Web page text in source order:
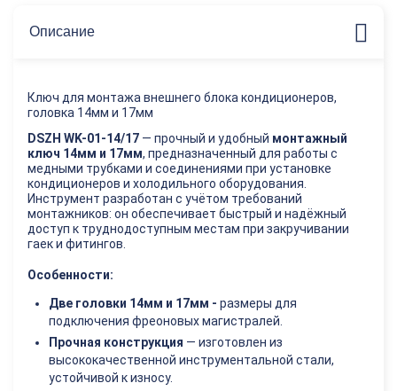
Описание
Ключ для монтажа внешнего блока кондиционеров,
головка 14мм и 17мм
DSZH WK-01-14/17 — прочный и удобный монтажный
ключ 14мм и 17мм, предназначенный для работы с
медными трубками и соединениями при установке
кондиционеров и холодильного оборудования.
Инструмент разработан с учётом требований
монтажников: он обеспечивает быстрый и надёжный
доступ к труднодоступным местам при закручивании
гаек и фитингов.
Особенности:
Две головки 14мм и 17мм - размеры для
подключения фреоновых магистралей.
Прочная конструкция — изготовлен из
высококачественной инструментальной стали,
устойчивой к износу.